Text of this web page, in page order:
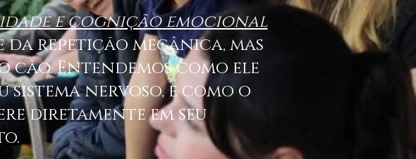
e cognição emocional
repetição mecânica, mas
cão. Entendemos como ele
nervoso, e como o
diretamente em seu